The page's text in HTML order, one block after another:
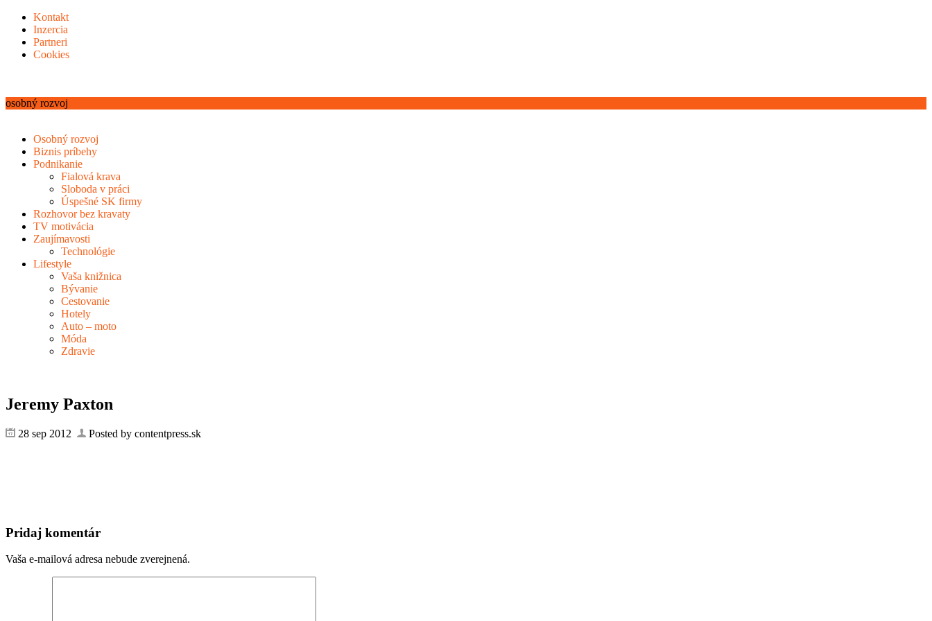
Kontakt
Inzercia
Partneri
Cookies
osobný rozvoj
Osobný rozvoj
Biznis príbehy
Podnikanie
Fialová krava
Sloboda v práci
Úspešné SK firmy
Rozhovor bez kravaty
TV motivácia
Zaujímavosti
Technológie
Lifestyle
Vaša knižnica
Bývanie
Cestovanie
Hotely
Auto – moto
Móda
Zdravie
Jeremy Paxton
28 sep 2012 Posted by contentpress.sk
Pridaj komentár
Vaša e-mailová adresa nebude zverejnená.